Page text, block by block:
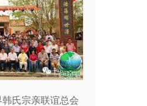
氏宗亲联谊总会